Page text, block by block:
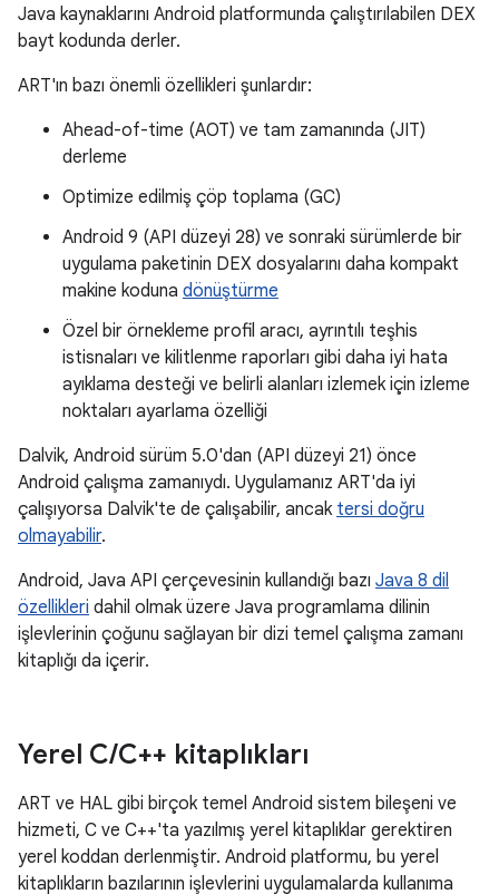
Java kaynaklarını Android platformunda çalıştırılabilen DEX
bayt kodunda derler.
ART'ın bazı önemli özellikleri şunlardır:
Ahead-of-time (AOT) ve tam zamanında (JIT)
derleme
Optimize edilmiş çöp toplama (GC)
Android 9 (API düzeyi 28) ve sonraki sürümlerde bir
uygulama paketinin DEX dosyalarını daha kompakt
makine koduna dönüştürme
Özel bir örnekleme profil aracı, ayrıntılı teşhis
istisnaları ve kilitlenme raporları gibi daha iyi hata
ayıklama desteği ve belirli alanları izlemek için izleme
noktaları ayarlama özelliği
Dalvik, Android sürüm 5.0'dan (API düzeyi 21) önce
Android çalışma zamanıydı. Uygulamanız ART'da iyi
çalışıyorsa Dalvik'te de çalışabilir, ancak tersi doğru
olmayabilir.
Android, Java API çerçevesinin kullandığı bazı Java 8 dil
özellikleri dahil olmak üzere Java programlama dilinin
işlevlerinin çoğunu sağlayan bir dizi temel çalışma zamanı
kitaplığı da içerir.
Yerel C/C++ kitaplıkları
ART ve HAL gibi birçok temel Android sistem bileşeni ve
hizmeti, C ve C++'ta yazılmış yerel kitaplıklar gerektiren
yerel koddan derlenmiştir. Android platformu, bu yerel
kitaplıkların bazılarının işlevlerini uygulamalarda kullanıma